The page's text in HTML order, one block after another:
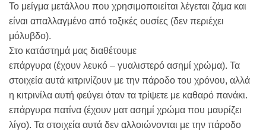
Το μείγμα μετάλλου που χρησιμοποιείται λέγεται ζάμα και
είναι απαλλαγμένο από τοξικές ουσίες (δεν περιέχει
μόλυβδο).
Στο κατάστημά μας διαθέτουμε
επάργυρα (έχουν λευκό – γυαλιστερό ασημί χρώμα). Τα
στοιχεία αυτά κιτρινίζουν με την πάροδο του χρόνου, αλλά
η κιτρινίλα αυτή φεύγει όταν τα τρίψετε με καθαρό πανάκι.
επάργυρα πατίνα (έχουν ματ ασημί χρώμα που μαυρίζει
λίγο). Τα στοιχεία αυτά δεν αλλοιώνονται με την πάροδο